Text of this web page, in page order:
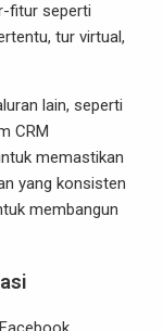
fitur seperti
tur virtual,
lain, seperti
CRM
memastikan
yang konsisten
membangun